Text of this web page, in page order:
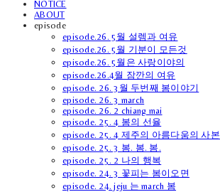
NOTICE
ABOUT
episode
episode.26. 5월 설렘과 여유
episode.26. 5월 기분이 모든것
episode.26. 5월은 사랑이야의
episode.26.4월 잠깐의 여유
episode. 26. 3월 두번째 봄이야기
episode. 26. 3 march
episode. 26. 2 chiang mai
episode. 25. 4 봄의 선율
episode. 25. 4 제주의 아름다움의 사본
episode. 25. 3 봄. 봄. 봄.
episode. 25. 2 나의 행복
episode. 24. 3 꽃피는 봄이오면
episode. 24. jeju 는 march 봄